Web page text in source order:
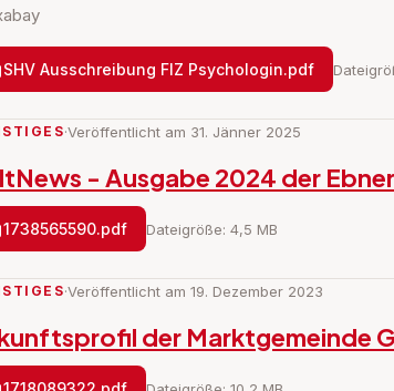
SHV Ausschreibung FIZ Psychologin.pdf
·Veröffentlicht am 31. Jänner 2025
- Ausgabe 2024 der
1738565590.pdf Dateigröße: 4,5 MB
·Veröffentlicht am 19. Dezember 2023
der Marktgemeinde